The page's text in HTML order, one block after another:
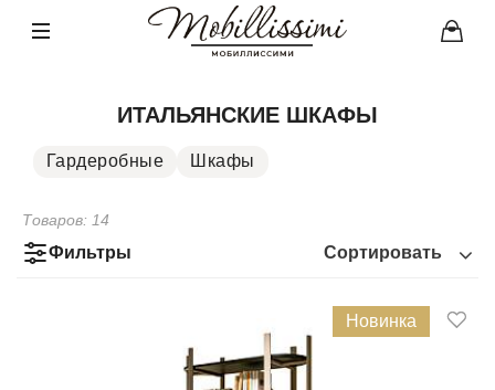
ИТАЛЬЯНСКИЕ ШКАФЫ
Гардеробные Шкафы
Фильтры Сортировать
Товаров: 14
Новинка